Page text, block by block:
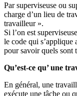
Par superviseuse ou
charge d’un lieu de
travailleur ».
Si l’on est
le code qui s’applique
pour savoir quels sont
Qu’est-ce qu’ une
En général, une
exécute une tâche ou